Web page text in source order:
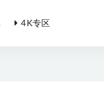
4K专区